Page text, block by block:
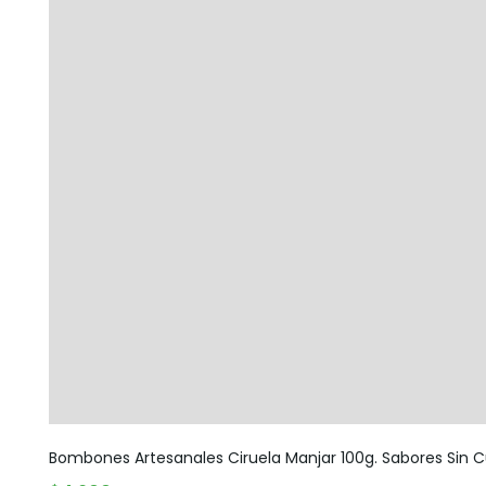
Bombones Artesanales Ciruela Manjar 100g. Sabores Sin